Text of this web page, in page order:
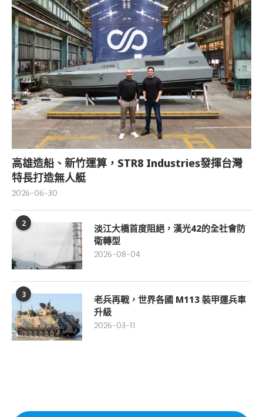
高雄造船、新竹運算，STR8 Industries發揮台灣
特長打造無人艇
2026-06-30
2
淡江大橋首度阻絕，漢光42的全社會防
衛轉型
2026-08-04
3
老兵再戰，世界各國 M113 裝甲運兵車
升級
2026-03-11